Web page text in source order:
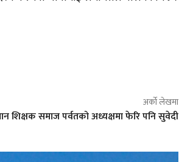
अर्को लेखमा
शिक्षक समाज पर्वतको अध्यक्षमा फेरि पनि सुवेदी